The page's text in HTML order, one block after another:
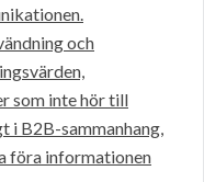
och
som inte hör till
B2B-sammanhang,
föra informationen